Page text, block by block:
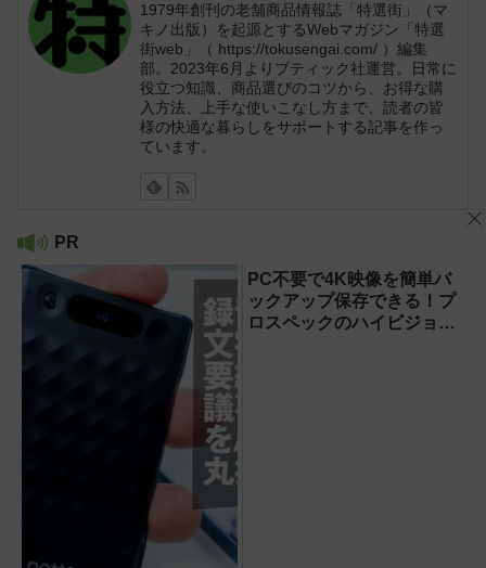
1979年創刊の老舗商品情報誌「特選街」（マ
キノ出版）を起源とするWebマガジン「特選
街web」（ https://tokusengai.com/ ）編集
部。2023年6月よりブティック社運営。日常に
役立つ知識、商品選びのコツから、お得な購
入方法、上手な使いこなし方まで、読者の皆
様の快適な暮らしをサポートする記事を作っ
ています。
PR
PC不要で4K映像を簡単バ
ックアップ保存できる！プ
ロスペックのハイビジョン